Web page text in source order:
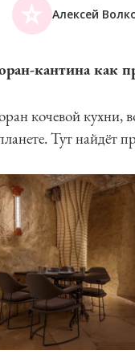
Алексей
кантина как
кочевой кухни,
Тут найдёт